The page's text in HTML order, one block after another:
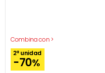
Combina con >
2ª unidad
-70%